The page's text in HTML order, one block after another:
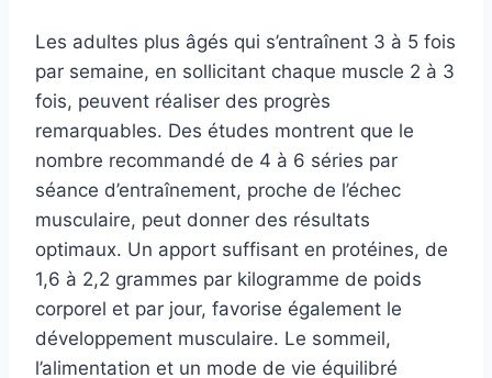
Les adultes plus âgés qui s’entraînent 3 à 5 fois
par semaine, en sollicitant chaque muscle 2 à 3
fois, peuvent réaliser des progrès
remarquables. Des études montrent que le
nombre recommandé de 4 à 6 séries par
séance d’entraînement, proche de l’échec
musculaire, peut donner des résultats
optimaux. Un apport suffisant en protéines, de
1,6 à 2,2 grammes par kilogramme de poids
corporel et par jour, favorise également le
développement musculaire. Le sommeil,
l’alimentation et un mode de vie équilibré